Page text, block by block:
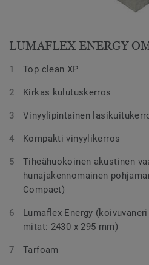
LUMAFLEX ENERGY
Top clean XP
Kirkas kulutuskerros
Vinyylipintainen
Kompakti vinyylikerros
Tiheähuokoinen akustinen
hunajakennomainen
Compact)
Lumaflex Energy
mitat: 2430 x 295 mm)
Tarfoam